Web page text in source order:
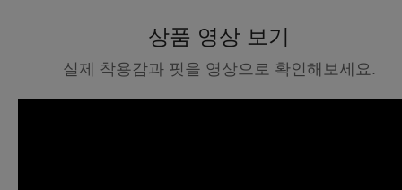
상품 영상 보기
실제 착용감과 핏을 영상으로 확인해보세요.